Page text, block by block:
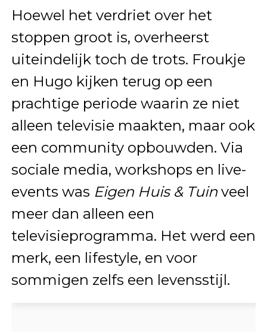
Hoewel het verdriet over het
stoppen groot is, overheerst
uiteindelijk toch de trots. Froukje
en Hugo kijken terug op een
prachtige periode waarin ze niet
alleen televisie maakten, maar ook
een community opbouwden. Via
sociale media, workshops en live-
events was Eigen Huis & Tuinveel
meer dan alleen een
televisieprogramma. Het werd een
merk, een lifestyle, en voor
sommigen zelfs een levensstijl.